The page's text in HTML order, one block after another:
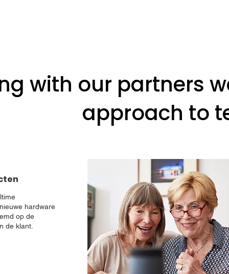
with our partners
approach to
hardware
op de
de klant.